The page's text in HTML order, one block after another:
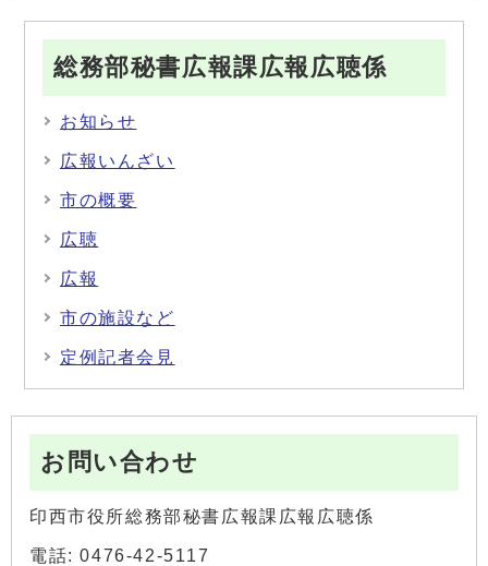
総務部秘書広報課広報広聴係
お知らせ
広報いんざい
市の概要
広聴
広報
市の施設など
定例記者会見
お問い合わせ
印西市役所総務部秘書広報課広報広聴係
電話: 0476-42-5117